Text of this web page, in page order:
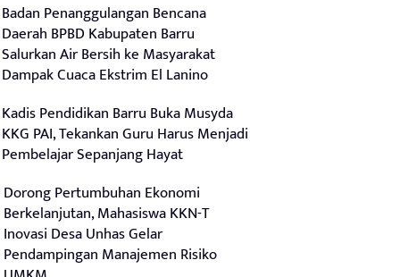
Badan Penanggulangan Bencana
Daerah BPBD Kabupaten Barru
Salurkan Air Bersih ke Masyarakat
Dampak Cuaca Ekstrim El Lanino
Kadis Pendidikan Barru Buka Musyda
KKG PAI, Tekankan Guru Harus Menjadi
Pembelajar Sepanjang Hayat
Dorong Pertumbuhan Ekonomi
Berkelanjutan, Mahasiswa KKN-T
Inovasi Desa Unhas Gelar
Pendampingan Manajemen Risiko